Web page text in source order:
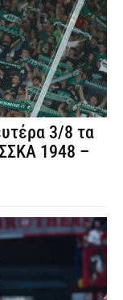
3/8 τα
1948 –